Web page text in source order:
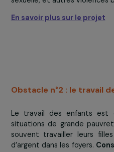
accompagnement
sexuelle, et autres
En savoir plus sur le projet